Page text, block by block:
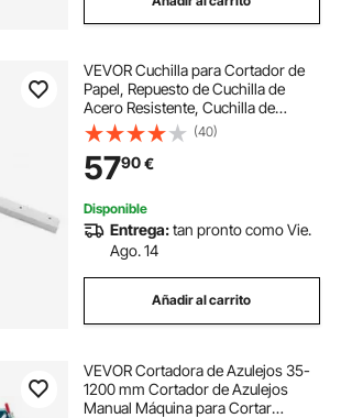
VEVOR Cuchilla para Cortador de
Papel, Repuesto de Cuchilla de
Acero Resistente, Cuchilla de
Repuesto para Máquina Cortadora
de Papel, 503 x 43 x 6 mm Apta
para Cortadora Profesional
G450VS+
(40)
5790€
Disponible
Entrega:tan pronto como Vie.
Ago. 14
Añadir al carrito
VEVOR Cortadora de Azulejos 35-
1200 mm Cortador de Azulejos
Manual Máquina para Cortar